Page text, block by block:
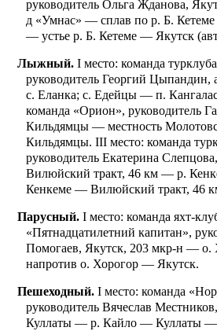
руководитель Ольга Жданова,
д «Умнас» — сплав по р. Б.
— устье р. Б. Кетеме — Якутск
Лыжный.I место: команда
руководитель Георгий
с. Еланка; с. Едейцы — п.
команда­ «Орион», руководитель
Кильдямцы — местность
Кильдямцы. III место: команда
руководитель Екатерина
Вилюйский тракт, 46 км — р.
Кенкеме — Вилюйский тракт, 46
Парусный.I место: команда яхт-
«Пятнадцатилетний капитан»,
Помогаев, Якутск, 203 мкр-н —
напротив о. Хорогор — Якутск.
Пешеходный.I место: команда
руководитель Вячеслав
Куллаты — р. Кайло — Куллаты —